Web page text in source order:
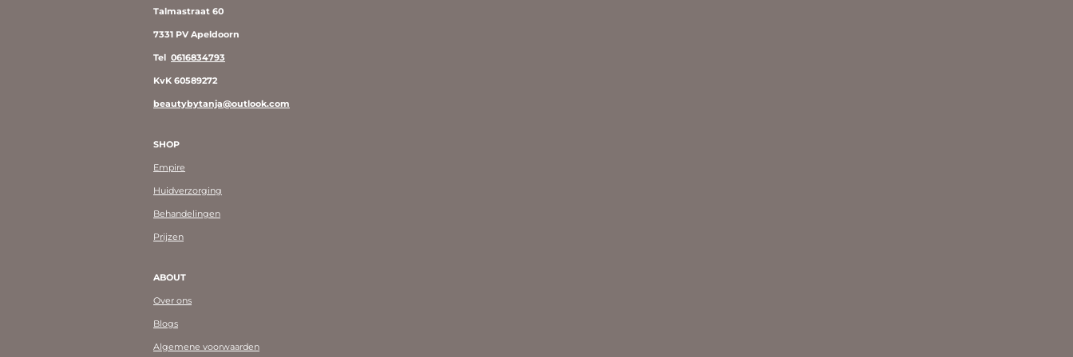
Talmastraat 60
7331 PV Apeldoorn
Tel 0616834793
KvK 60589272
beautybytanja@outlook.com
SHOP
Empire
Huidverzorging
Behandelingen
Prijzen
ABOUT
Over ons
Blogs
Algemene voorwaarden